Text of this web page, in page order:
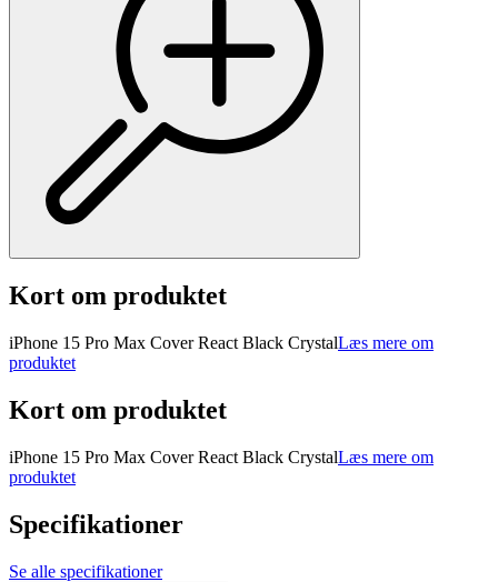
Kort om produktet
iPhone 15 Pro Max Cover React Black CrystalLæs mere om
produktet
Kort om produktet
iPhone 15 Pro Max Cover React Black CrystalLæs mere om
produktet
Specifikationer
Se alle specifikationer